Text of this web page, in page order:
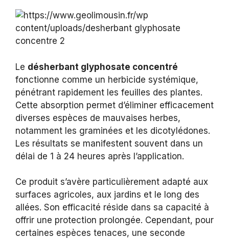
Le désherbant glyphosate concentré
fonctionne comme un herbicide systémique,
pénétrant rapidement les feuilles des plantes.
Cette absorption permet d’éliminer efficacement
diverses espèces de mauvaises herbes,
notamment les graminées et les dicotylédones.
Les résultats se manifestent souvent dans un
délai de 1 à 24 heures après l’application.
Ce produit s’avère particulièrement adapté aux
surfaces agricoles, aux jardins et le long des
allées. Son efficacité réside dans sa capacité à
offrir une protection prolongée. Cependant, pour
certaines espèces tenaces, une seconde